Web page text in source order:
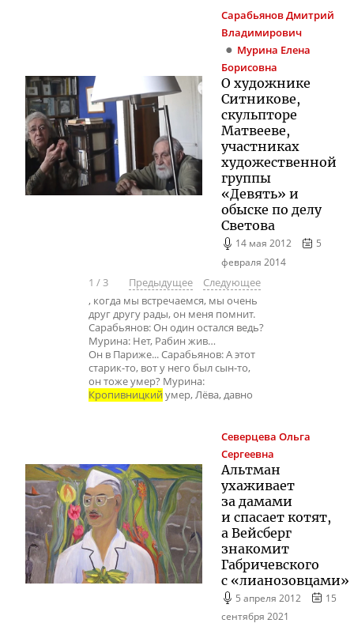
СарабьяновДмитрий
Владимирович
Мурина Елена
Борисовна
О художнике
Ситникове,
скульпторе
Матвееве,
участниках
художественной
группы
«Девять» и
обыске по делу
Светова
14 мая 2012
5
февраля 2014
1 /3 Предыдущее
Следующее
, когда мы встречаемся, мы очень
друг другу рады, он меня помнит.
Сарабьянов: Он один остался ведь?
Мурина: Нет, Рабин жив…
Он в Париже... Сарабьянов: А этот
старик-то, вот у него был сын-то,
он тоже умер? Мурина:
Кропивницкий умер, Лёва, давно
Северцева Ольга
Сергеевна
Альтман
ухаживает
за дамами
и спасает котят,
а Вейсберг
знакомит
Габричевского
с «лианозовцами»
5 апреля 2012
15
сентября 2021